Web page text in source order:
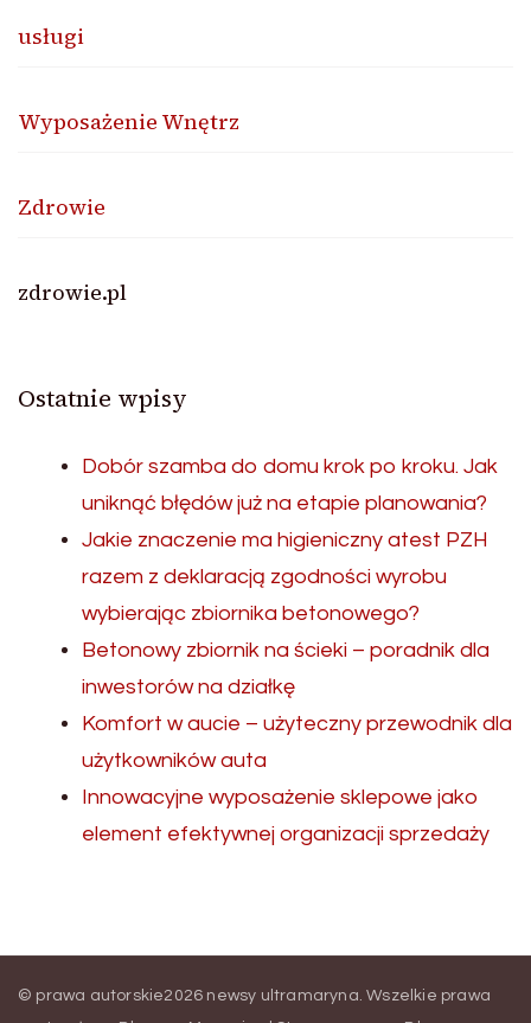
usługi
Wyposażenie Wnętrz
Zdrowie
zdrowie.pl
Ostatnie wpisy
Dobór szamba do domu krok po kroku. Jak
uniknąć błędów już na etapie planowania?
Jakie znaczenie ma higieniczny atest PZH
razem z deklaracją zgodności wyrobu
wybierając zbiornika betonowego?
Betonowy zbiornik na ścieki – poradnik dla
inwestorów na działkę
Komfort w aucie – użyteczny przewodnik dla
użytkowników auta
Innowacyjne wyposażenie sklepowe jako
element efektywnej organizacji sprzedaży
© prawa autorskie2026 newsy ultramaryna. Wszelkie prawa